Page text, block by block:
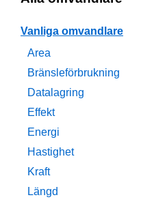
Vanliga omvandlare
Area
Bränsleförbrukning
Datalagring
Effekt
Energi
Hastighet
Kraft
Längd